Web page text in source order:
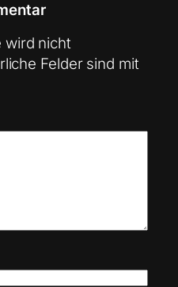
wird nicht
Felder sind mit